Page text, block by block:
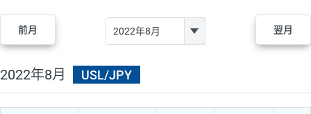
前月 翌月
2022年8月 USL/JPY